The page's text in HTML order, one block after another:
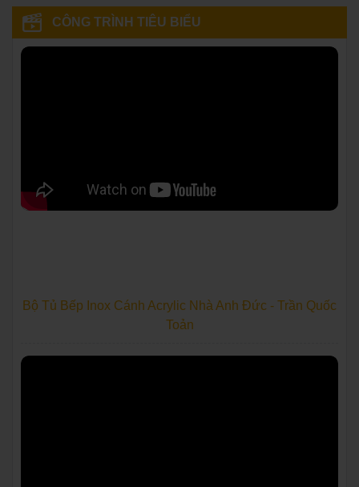
CÔNG TRÌNH TIÊU BIỂU
Bộ Tủ Bếp Inox Cánh Acrylic Nhà Anh Đức - Trần Quốc
Toản